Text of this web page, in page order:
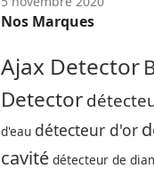
Nos Marques
Ajax Detector
Detector
d'eau détecteur d'or
cavité détecteur de